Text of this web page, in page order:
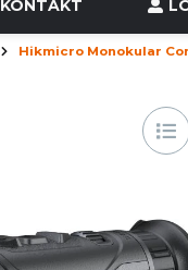
KONTAKT
Hikmicro Monokular